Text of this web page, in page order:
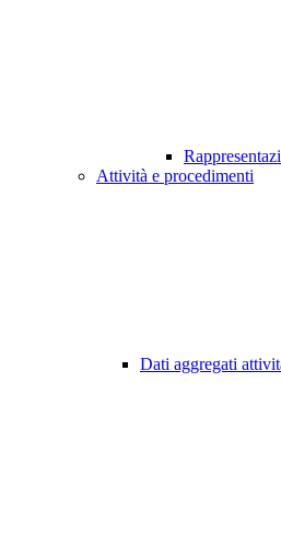
Attività e procedimenti
Dati aggregati